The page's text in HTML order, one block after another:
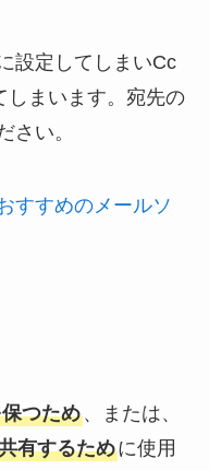
設定してしまいCc
しまいます。宛先の
さい。
すすめのメールソ
つため、または、
有するために使用